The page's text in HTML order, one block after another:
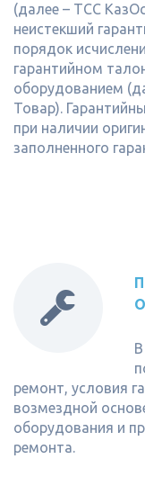
(далее – ТСС
неистекший
порядок
гарантийном
оборудованием
Товар).
при наличии
заполненного
ремонт, условия
возмездной
оборудования и
ремонта.